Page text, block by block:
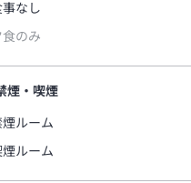
事なし
食のみ
煙・喫煙
煙ルーム
煙ルーム